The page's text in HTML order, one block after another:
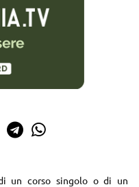
un corso singolo o di un